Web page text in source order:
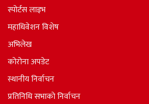
स्पोर्टस लाइभ
महाधिवेशन विशेष
अभिलेख
कोरोना अपडेट
स्थानीय निर्वाचन
प्रतिनिधि सभाकाे निर्वाचन